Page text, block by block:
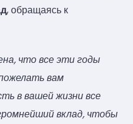
, обращаясь к
что все эти годы
вам
в вашей жизни все
вклад, чтобы